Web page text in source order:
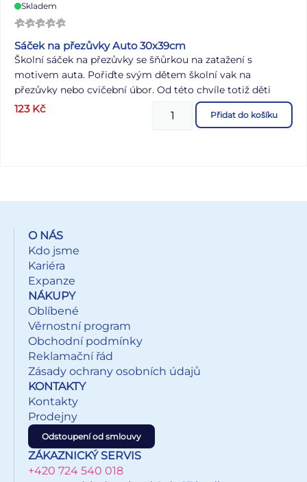
Skladem
Sáček na přezůvky Auto 30x39cm
Školní sáček na přezůvky se šňůrkou na zatažení s
motivem auta. Pořiďte svým dětem školní vak na
přezůvky nebo cvičební úbor. Od této chvíle totiž děti
nemusí hledat přezůvky po celé šatně, ale mají je na
jednom místě. POUŽITÍ: Vhodný jako pytlík na cvičební
123 Kč Přidat do košíku
O NÁS
Kdo jsme
Kariéra
Expanze
NÁKUPY
Oblíbené
Věrnostní program
Obchodní podmínky
Reklamační řád
Zásady ochrany osobních údajů
KONTAKTY
Kontakty
Prodejny
Odstoupení od smlouvy
ZÁKAZNICKÝ SERVIS
+420 724 540 018